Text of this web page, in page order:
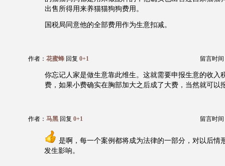
出售所得用来养猫猫狗狗费用。
国税局同意他的全部费用作为生意扣减。
作者： 花蜜蜂 回复 0+1 留言时间
你忘记人家是做生意靠此维生。这就需要申报生意的收入
费，如果小费确实在胸部加大之后成了大费，当然就可以
作者： 马黑 回复 0+1 留言时间
是啊，每一个案例都将成为法律的一部分，对以后情
发生影响。